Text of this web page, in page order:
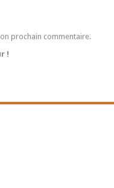
prochain commentaire.
!